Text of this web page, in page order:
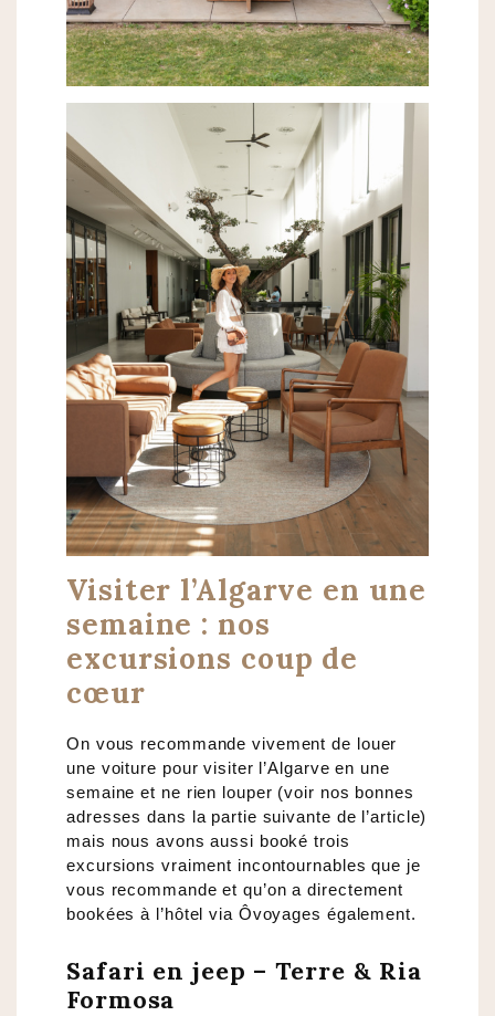
Visiter l’Algarve en une
semaine : nos
excursions coup de
cœur
On vous recommande vivement de louer
une voiture pour visiter l’Algarve en une
semaine et ne rien louper (voir nos bonnes
adresses dans la partie suivante de l’article)
mais nous avons aussi booké trois
excursions vraiment incontournables que je
vous recommande et qu’on a directement
bookées à l’hôtel via Ôvoyages également.
Safari en jeep – Terre & Ria
Formosa